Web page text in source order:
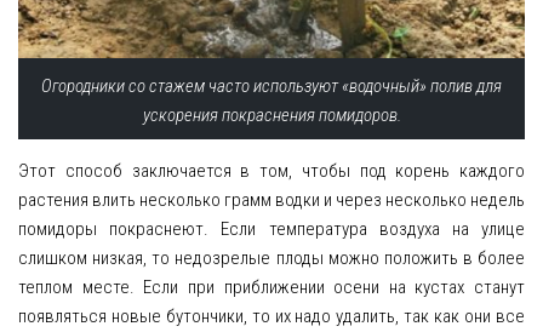
Огородники со стажем часто используют «водочный» полив для
ускорения покраснения помидоров.
Этот способ заключается в том, чтобы под корень каждого
растения влить несколько грамм водки и через несколько недель
помидоры покраснеют. Если температура воздуха на улице
слишком низкая, то недозрелые плоды можно положить в более
теплом месте. Если при приближении осени на кустах станут
появляться новые бутончики, то их надо удалить, так как они все